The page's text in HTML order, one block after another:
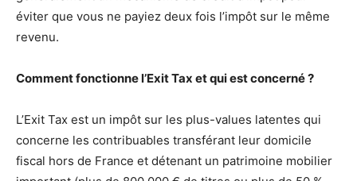
éviter que vous ne payiez deux fois l’impôt sur le même
revenu.
Comment fonctionne l’Exit Tax et qui est concerné ?
L’Exit Tax est un impôt sur les plus-values latentes qui
concerne les contribuables transférant leur domicile
fiscal hors de France et détenant un patrimoine mobilier